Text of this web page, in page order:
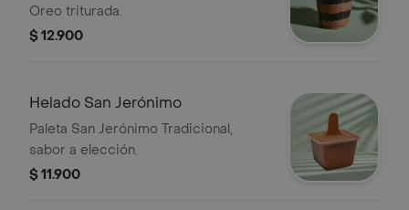
Oreo triturada.
$ 12.900
Helado San Jerónimo
Paleta San Jerónimo Tradicional,
sabor a elección.
$ 11.900